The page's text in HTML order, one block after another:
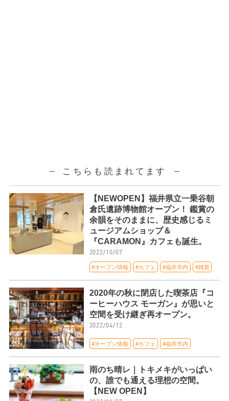
こちらも読まれてます
【NEWOPEN】福井県立一乗谷朝
倉氏遺跡博物館オープン！ 鑑賞の
余韻をそのままに、歴史感じるミ
ュージアムショップ＆
『CARAMON』カフェも誕生。
2022/10/07
#オープン情報 #カフェ #福井市内 #雑貨
2020年の秋に閉店した喫茶店『コ
ーヒーハウス モーガン』が思いと
空間を受け継ぎ再オープン。
2022/04/12
#オープン情報 #カフェ #福井市内
雨のち晴レ｜トキメキがいっぱい
の、誰でも通える理想の空間。
【NEW OPEN】